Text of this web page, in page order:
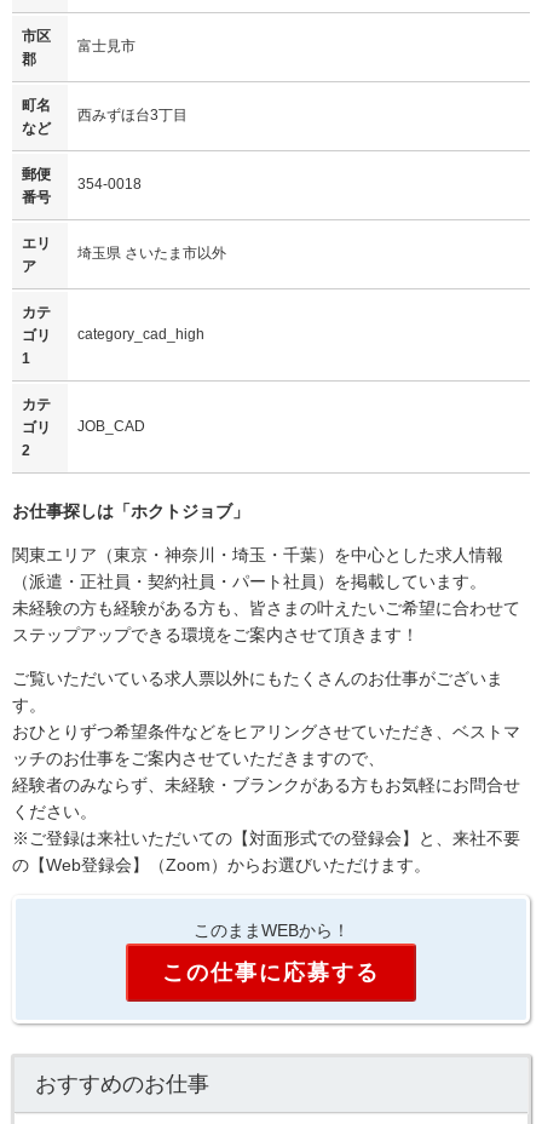
市区
郡
富士見市
町名
など
西みずほ台3丁目
郵便
番号
354-0018
エリ
ア
埼玉県 さいたま市以外
カテ
ゴリ
1
category_cad_high
カテ
ゴリ
2
JOB_CAD
お仕事探しは「ホクトジョブ」
関東エリア（東京・神奈川・埼玉・千葉）を中心とした求人情報
（派遣・正社員・契約社員・パート社員）を掲載しています。
未経験の方も経験がある方も、皆さまの叶えたいご希望に合わせて
ステップアップできる環境をご案内させて頂きます！
ご覧いただいている求人票以外にもたくさんのお仕事がございま
す。
おひとりずつ希望条件などをヒアリングさせていただき、ベストマ
ッチのお仕事をご案内させていただきますので、
経験者のみならず、未経験・ブランクがある方もお気軽にお問合せ
ください。
※ご登録は来社いただいての【対面形式での登録会】と、来社不要
の【Web登録会】（Zoom）からお選びいただけます。
このままWEBから！
この仕事に応募する
おすすめのお仕事